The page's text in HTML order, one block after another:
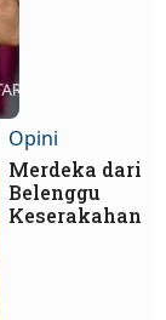
Opini
Merdeka dari
Belenggu
Keserakahan